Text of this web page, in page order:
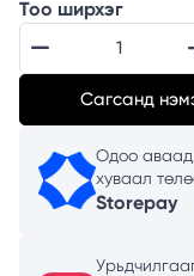
Тоо ширхэг
Сагсанд
Одоо
хуваал
Storepay